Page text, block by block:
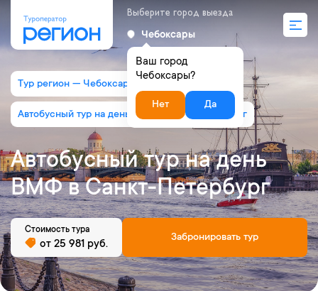
Выберите город выезда
Чебоксары
Ваш город
Чебоксары?
Нет Да
Тур регион — Чебоксары
Автобусный тур на день ВМФ в Санкт-Петербург
Автобусный тур на день
ВМФ в Санкт-Петербург
Забронировать тур
Стоимость тура
от 25 981 руб.